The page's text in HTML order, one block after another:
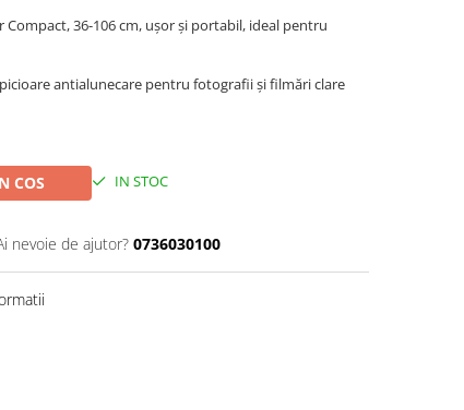
36-106 cm, ușor și portabil, ideal pentru
antialunecare pentru fotografii și filmări clare
COS IN STOC
nevoie de ajutor? 0736030100